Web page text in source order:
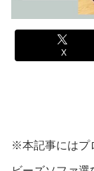
X
※本記事にはプ